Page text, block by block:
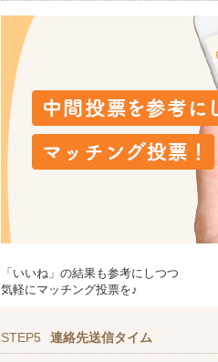
「いいね」の結果も参考にしつつ
気軽にマッチング投票を♪
STEP5 連絡先送信タイム